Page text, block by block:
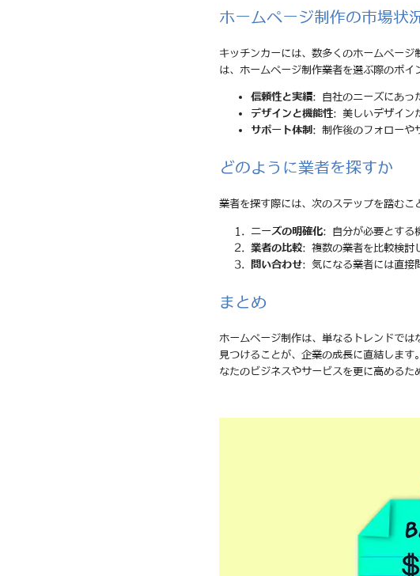
ホームページ制作の市場状
キッチンカーには、数多くのホームペー
は、ホームページ制作業者を選ぶ際のポイ
信頼性と実績: 自社のニーズにあっ
デザインと機能性: 美しいデザイン
サポート体制 : 制作後のフォローや
どのように業者を探すか
業者を探す際には、次のステップを踏むこ
ニーズの明確化: 自分が必要とする
業者の比較: 複数の業者を比較検討
問い合わせ: 気になる業者には直接
まとめ
ホームページ制作は、単なるトレンドで
見つけることが、企業の成長に直結しま
なたのビジネスやサービスを更に高めるた